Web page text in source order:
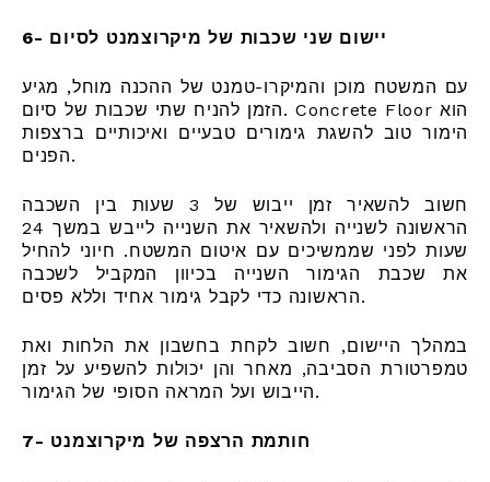
6- יישום שני שכבות של מיקרוצמנט לסיום
עם המשטח מוכן והמיקרו-טמנט של ההכנה מוחל, מגיע
הזמן להניח שתי שכבות של סיום. Concrete Floor הוא
הימור טוב להשגת גימורים טבעיים ואיכותיים ברצפות
הפנים.
חשוב להשאיר זמן ייבוש של 3 שעות בין השכבה
הראשונה לשנייה ולהשאיר את השנייה לייבש במשך 24
שעות לפני שממשיכים עם איטום המשטח. חיוני להחיל
את שכבת הגימור השנייה בכיוון המקביל לשכבה
הראשונה כדי לקבל גימור אחיד וללא פסים.
במהלך היישום, חשוב לקחת בחשבון את הלחות ואת
טמפרטורת הסביבה, מאחר והן יכולות להשפיע על זמן
הייבוש ועל המראה הסופי של הגימור.
7- חותמת הרצפה של מיקרוצמנט